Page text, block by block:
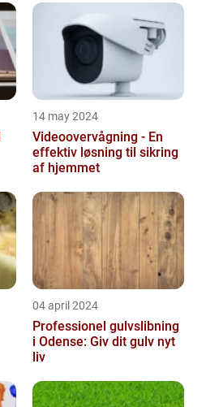
14 may 2024
Videoovervågning - En
effektiv løsning til sikring
af hjemmet
04 april 2024
Professionel gulvslibning
i Odense: Giv dit gulv nyt
liv